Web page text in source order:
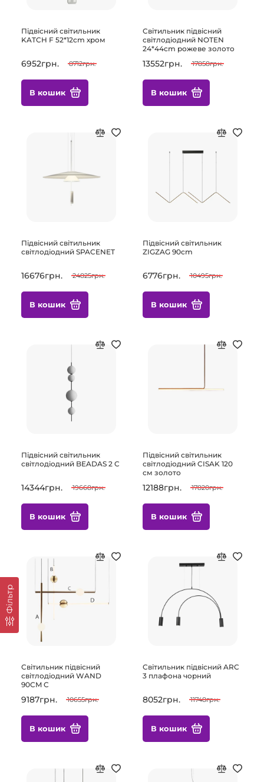
Фільтр
Підвісний світильник
KATCH F 52*12cm хром
6952грн. 8712грн.
В кошик
Світильник підвісний
світлодіодний NOTEN
24*44cm рожеве золото
13552грн. 17858грн.
В кошик
Підвісний світильник
світлодіодний SPACENET
16676грн. 24825грн.
В кошик
Підвісний світильник
ZIGZAG 90cm
6776грн. 10495грн.
В кошик
Підвісний світильник
світлодіодний BEADAS 2 C
14344грн. 19668грн.
В кошик
Підвісний світильник
світлодіодний CISAK 120
см золото
12188грн. 17820грн.
В кошик
Світильник підвісний
світлодіодний WAND
90CM C
9187грн. 10655грн.
В кошик
Світильник підвісний ARC
3 плафона чорний
8052грн. 11748грн.
В кошик